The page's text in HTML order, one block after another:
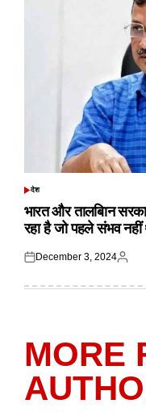
POSTED
देश
भारत और तालबिान
रहा है जो पहले संभव नहीं
Posted
December 3, 2024
Posted
MORE